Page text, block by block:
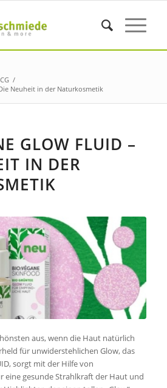
/
Neuheit in der Naturkosmetik
GLOW FLUID –
IN DER
aus, wenn die Haut natürlich
für unwiderstehlichen Glow, das
sorgt mit der Hilfe von
eine gesunde Strahlkraft der Haut und